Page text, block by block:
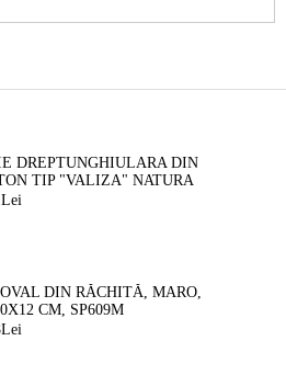
DREPTUNGHIULARA DIN
TIP "VALIZA" NATURA
VERDE/AURIE, 34,2 X
DIN RĂCHITĂ, MARO,
CM, SP609M